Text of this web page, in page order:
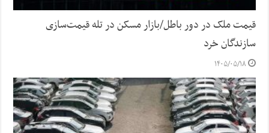
قیمت ملک در دور باطل/بازار مسکن در تله قیمت‌سازی
سازندگان خرد
۱۴۰۵/۰۵/۱۸